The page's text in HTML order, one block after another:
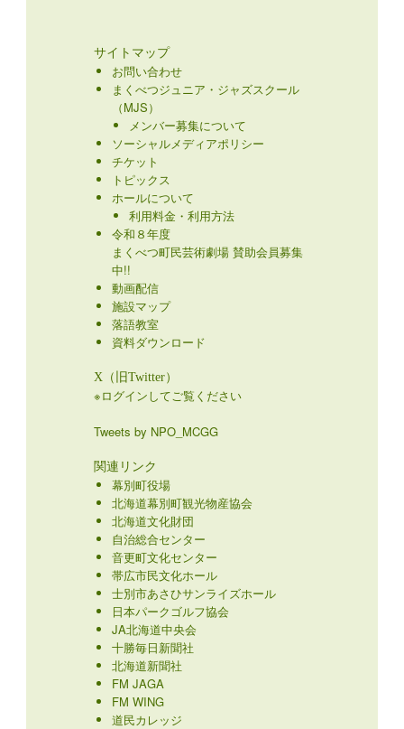
サイトマップ
お問い合わせ
まくべつジュニア・ジャズスクール
（MJS）
メンバー募集について
ソーシャルメディアポリシー
チケット
トピックス
ホールについて
利用料金・利用方法
令和８年度
まくべつ町民芸術劇場 賛助会員募集
中!!
動画配信
施設マップ
落語教室
資料ダウンロード
X（旧Twitter）
※ログインしてご覧ください
Tweets by NPO_MCGG
関連リンク
幕別町役場
北海道幕別町観光物産協会
北海道文化財団
自治総合センター
音更町文化センター
帯広市民文化ホール
士別市あさひサンライズホール
日本パークゴルフ協会
JA北海道中央会
十勝毎日新聞社
北海道新聞社
FM JAGA
FM WING
道民カレッジ